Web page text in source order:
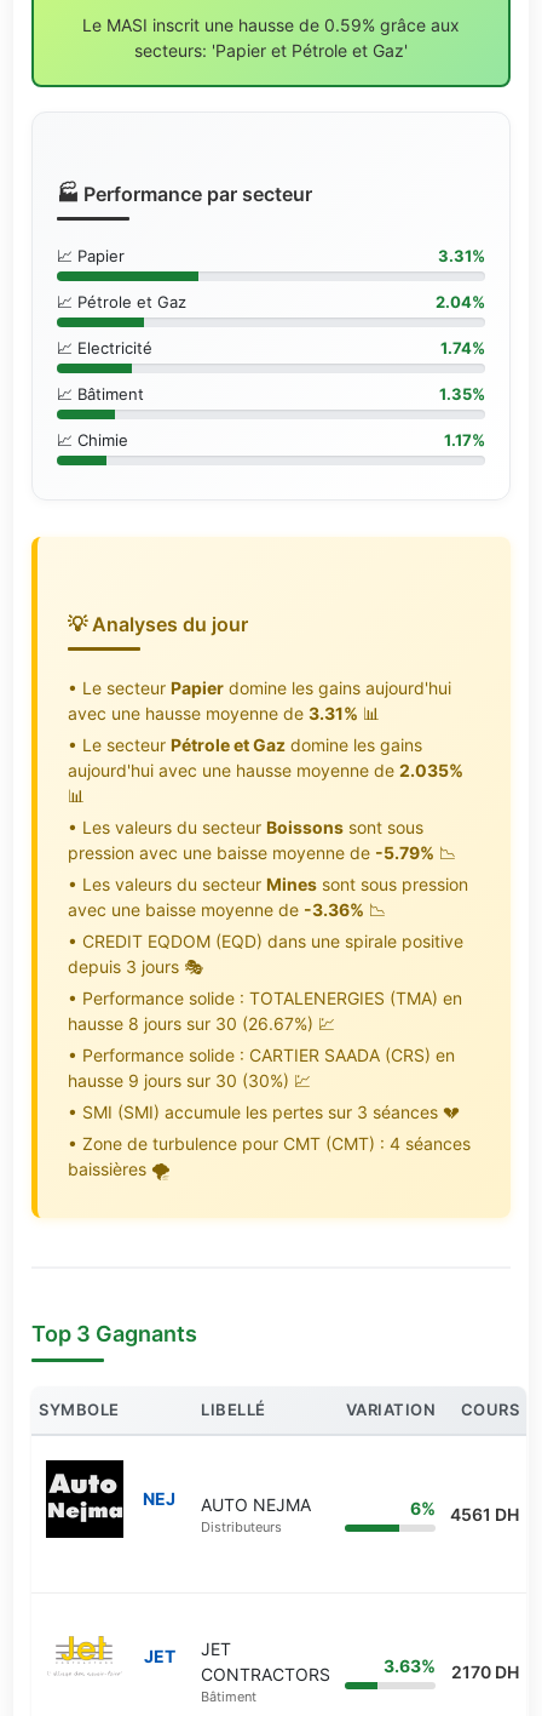
Le MASI inscrit une hausse de 0.59% grâce aux
secteurs: 'Papier et Pétrole et Gaz'
🏭 Performance par secteur
📈 Papier 3.31%
📈 Pétrole et Gaz 2.04%
📈 Electricité 1.74%
📈 Bâtiment 1.35%
📈 Chimie 1.17%
💡 Analyses du jour
• Le secteurPapier domine les gains aujourd'hui
avec une hausse moyenne de3.31% 📊
• Le secteurPétrole et Gaz domine les gains
aujourd'hui avec une hausse moyenne de2.035%
📊
• Les valeurs du secteurBoissons sont sous
pression avec une baisse moyenne de -5.79% 📉
• Les valeurs du secteurMines sont sous pression
avec une baisse moyenne de -3.36% 📉
• CREDIT EQDOM (EQD) dans une spirale positive
depuis 3 jours 🎭
• Performance solide : TOTALENERGIES (TMA) en
hausse 8 jours sur 30 (26.67%) 💹
• Performance solide : CARTIER SAADA (CRS) en
hausse 9 jours sur 30 (30%) 💹
• SMI (SMI) accumule les pertes sur 3 séances 💔
• Zone de turbulence pour CMT (CMT) : 4 séances
baissières 🌪️
Top 3 Gagnants
SYMBOLE LIBELLÉ VARIATION COURS
NEJ AUTO NEJMA
Distributeurs
6% 4561 DH
JET
JET
CONTRACTORS
Bâtiment
3.63% 2170 DH